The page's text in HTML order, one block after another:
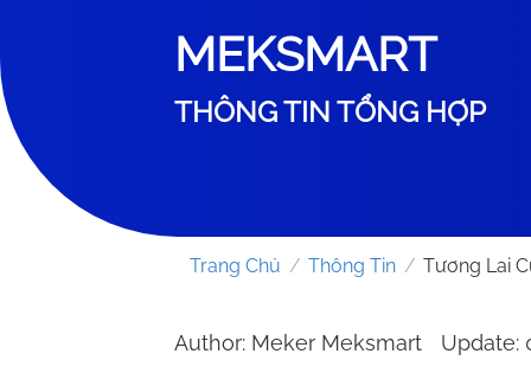
MEKSMART
THÔNG TIN TỔNG HỢP
Trang Chủ / Thông Tin / Tương Lai
Author: Meker Meksmart Update: